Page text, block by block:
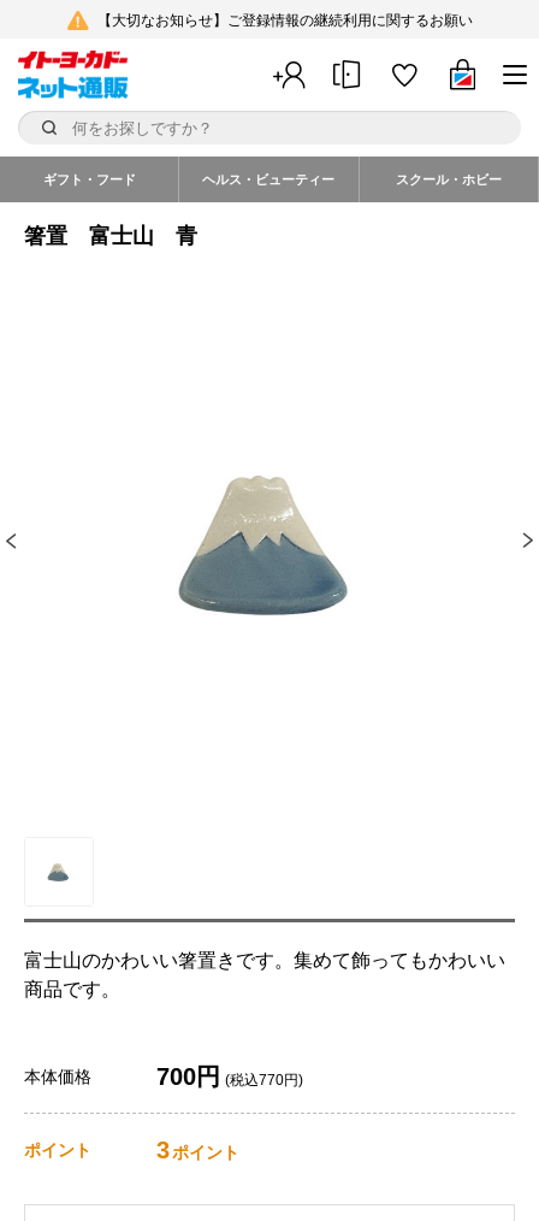
【大切なお知らせ】ご登録情報の継続利用に関するお願い
ギフト・フード ヘルス・ビューティー スクール・ホビー
箸置 富士山 青
富士山のかわいい箸置きです。集めて飾ってもかわいい
商品です。
本体価格 700円 (税込770円)
ポイント 3ポイント